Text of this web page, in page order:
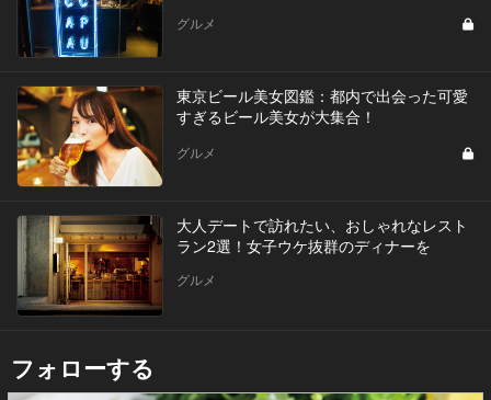
グルメ
東京ビール美女図鑑：都内で出会った可愛
すぎるビール美女が大集合！
グルメ
大人デートで訪れたい、おしゃれなレスト
ラン2選！女子ウケ抜群のディナーを
グルメ
フォローする